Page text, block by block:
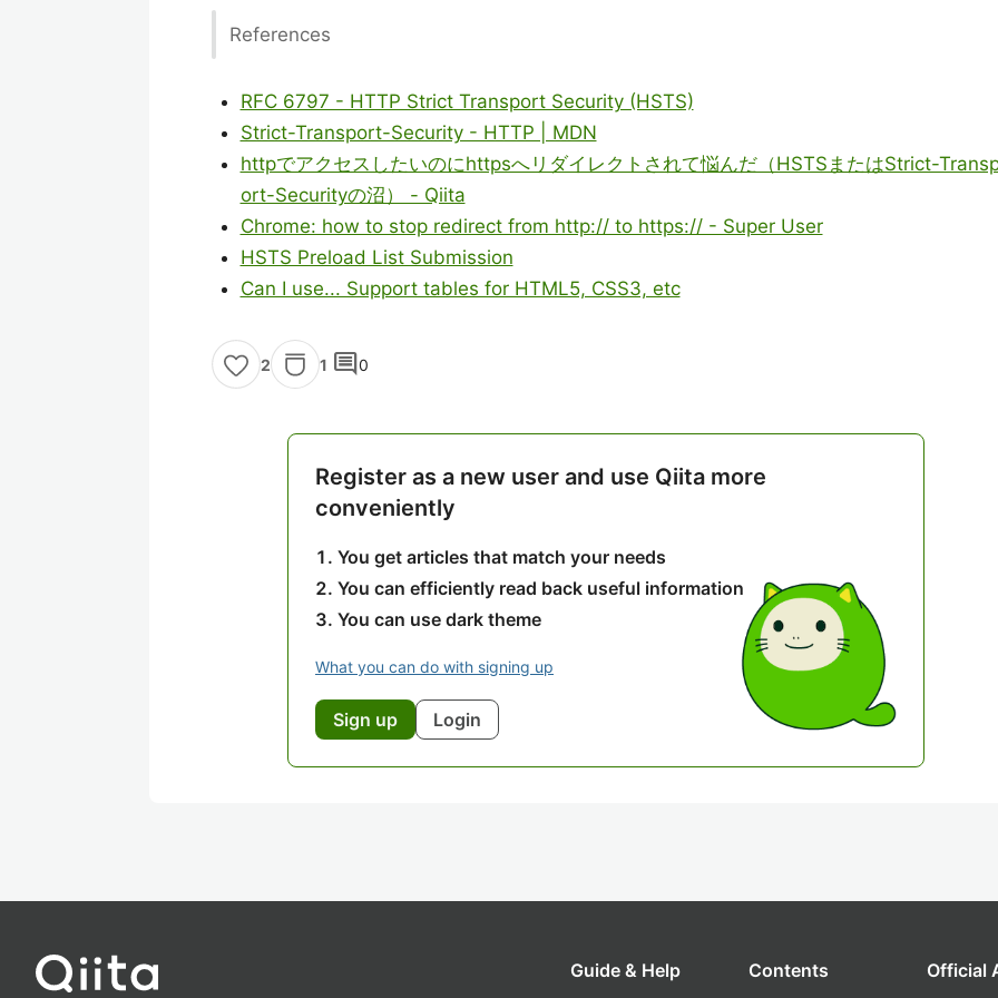
References
RFC 6797 - HTTP Strict Transport Security (HSTS)
Strict-Transport-Security - HTTP | MDN
httpでアクセスしたいのにhttpsへリダイレクトされて悩んだ（HSTSまたはStrict-
ort-Securityの沼） - Qiita
Chrome: how to stop redirect from http:// to https:// - Super User
HSTS Preload List Submission
Can I use... Support tables for HTML5, CSS3, etc
2 1 comment0
Register as a new user and use Qiita more
conveniently
You get articles that match your needs
You can efficiently read back useful information
You can use dark theme
What you can do with signing up
Sign up Login
Guide & Help Contents Official